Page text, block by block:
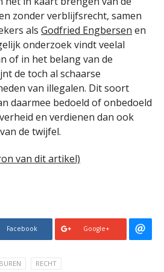
zonder verblijfsrecht, samen
als Godfried Engbersen en
onderzoek vindt veelal
of in het belang van de
de toch al schaarse
van illegalen. Dit soort
daarmee bedoeld of onbedoeld
en verdienen dan ook
de twijfel.
van dit artikel)
Facebook Google+
RECHT